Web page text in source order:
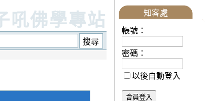
吼佛學專站 知客處
帳號：
密碼：
以後自動登入